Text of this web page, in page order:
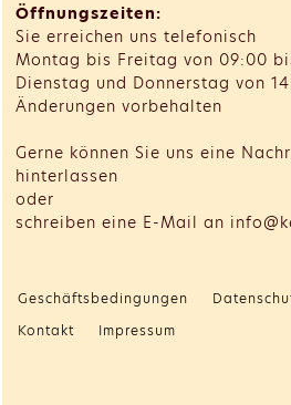
Öffnungszeiten:
Sie erreichen uns telefonisch
Montag bis Freitag von 09:00
Dienstag und Donnerstag von
Änderungen vorbehalten
Gerne können Sie uns eine
hinterlassen
oder
schreiben eine E-Mail an
Geschäftsbedingungen
Kontakt
Impressum